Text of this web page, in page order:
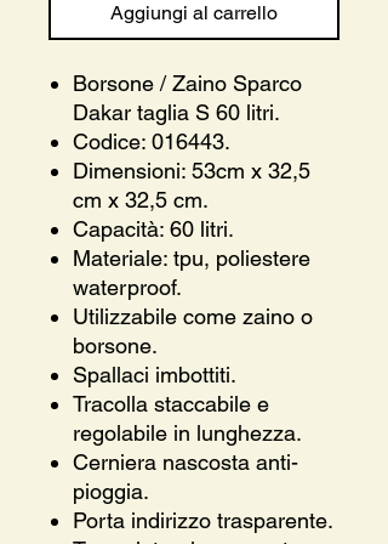
Aggiungi al carrello
Borsone / Zaino Sparco
Dakar taglia S 60 litri.
Codice: 016443.
Dimensioni: 53cm x 32,5
cm x 32,5 cm.
Capacità: 60 litri.
Materiale: tpu, poliestere
waterproof.
Utilizzabile come zaino o
borsone.
Spallaci imbottiti.
Tracolla staccabile e
regolabile in lunghezza.
Cerniera nascosta anti-
pioggia.
Porta indirizzo trasparente.